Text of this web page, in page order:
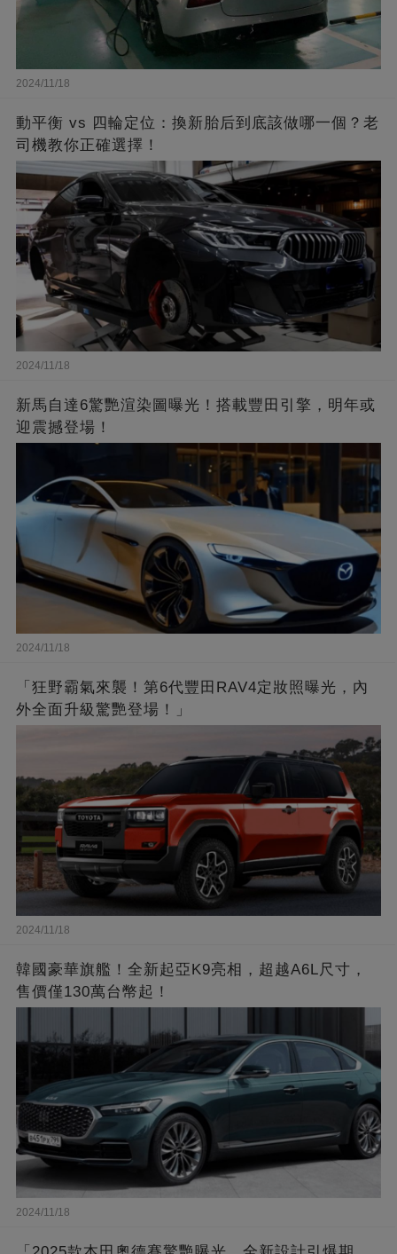
2024/11/18
動平衡 vs 四輪定位：換新胎后到底該做哪一個？老
司機教你正確選擇！
2024/11/18
新馬自達6驚艷渲染圖曝光！搭載豐田引擎，明年或
迎震撼登場！
2024/11/18
「狂野霸氣來襲！第6代豐田RAV4定妝照曝光，內
外全面升級驚艷登場！」
2024/11/18
韓國豪華旗艦！全新起亞K9亮相，超越A6L尺寸，
售價僅130萬台幣起！
2024/11/18